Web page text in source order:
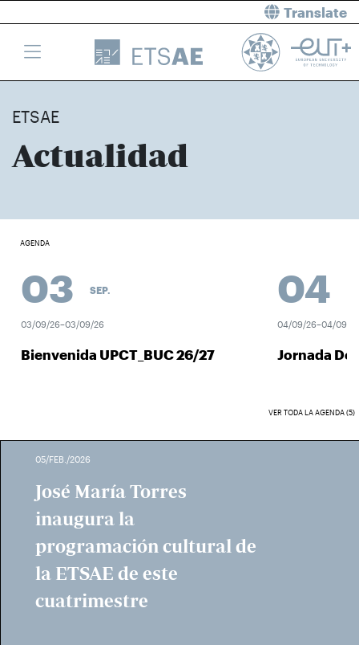
Translate
ETSAE
Actualidad
AGENDA
03 SEP.
03/09/26–03/09/26
Bienvenida UPCT_BUC 26/27
04
04/09/26–04/09/26
Jornada
VER TODA LA AGENDA (5)
05/FEB./2026
José María Torres
inaugura la
programación cultural de
la ETSAE de este
cuatrimestre